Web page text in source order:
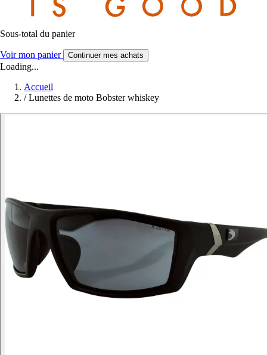
Sous-total du panier
Voir mon panier Continuer mes achats
Loading...
Accueil
/ Lunettes de moto Bobster whiskey